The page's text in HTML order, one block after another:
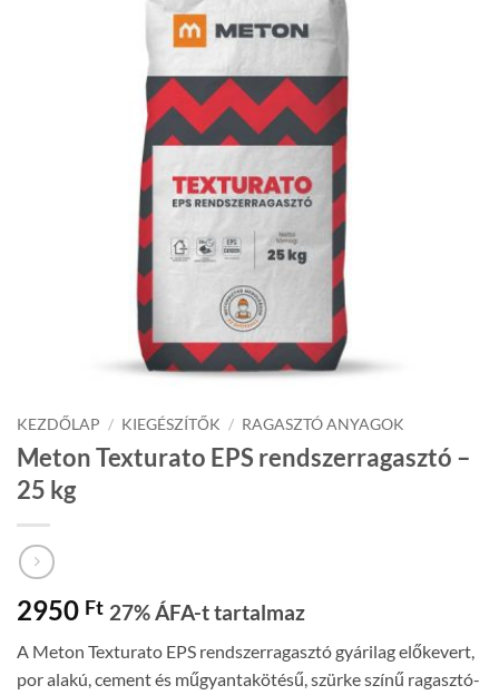
KEZDŐLAP / KIEGÉSZÍTŐK / RAGASZTÓ ANYAGOK
Meton Texturato EPS rendszerragasztó –
25 kg
2950 Ft 27% ÁFA-t tartalmaz
A Meton Texturato EPS rendszerragasztó gyárilag előkevert,
por alakú, cement és műgyantakötésű, szürke színű ragasztó-